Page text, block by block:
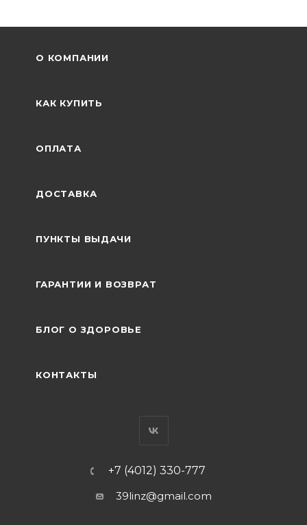
О КОМПАНИИ
КАК КУПИТЬ
ОПЛАТА
ДОСТАВКА
ПУНКТЫ ВЫДАЧИ
ГАРАНТИИ И ВОЗВРАТ
БЛОГ О ЗДОРОВЬЕ
КОНТАКТЫ
+7 (4012) 330-777
39linz@gmail.com